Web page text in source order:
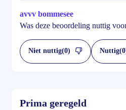
avvv bommesee
Was deze beoordeling nuttig
Niet nuttig(0) Nuttig
Prima geregeld